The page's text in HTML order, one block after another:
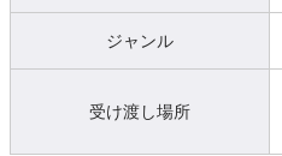
ジャンル
受け渡し場所